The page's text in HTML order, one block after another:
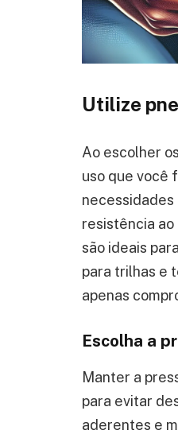
Utilize
Ao escolher
uso que você
necessidades
resistência ao
são ideais
para trilhas e
apenas
Escolha a
Manter a
para evitar
aderentes e